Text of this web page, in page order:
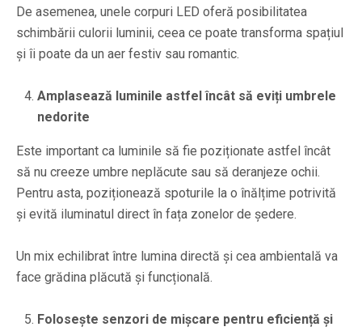
De asemenea, unele corpuri LED oferă posibilitatea
schimbării culorii luminii, ceea ce poate transforma spațiul
și îi poate da un aer festiv sau romantic.
Amplasează luminile astfel încât să eviți umbrele
nedorite
Este important ca luminile să fie poziționate astfel încât
să nu creeze umbre neplăcute sau să deranjeze ochii.
Pentru asta, poziționează spoturile la o înălțime potrivită
și evită iluminatul direct în fața zonelor de ședere.
Un mix echilibrat între lumina directă și cea ambientală va
face grădina plăcută și funcțională.
Folosește senzori de mișcare pentru eficiență și